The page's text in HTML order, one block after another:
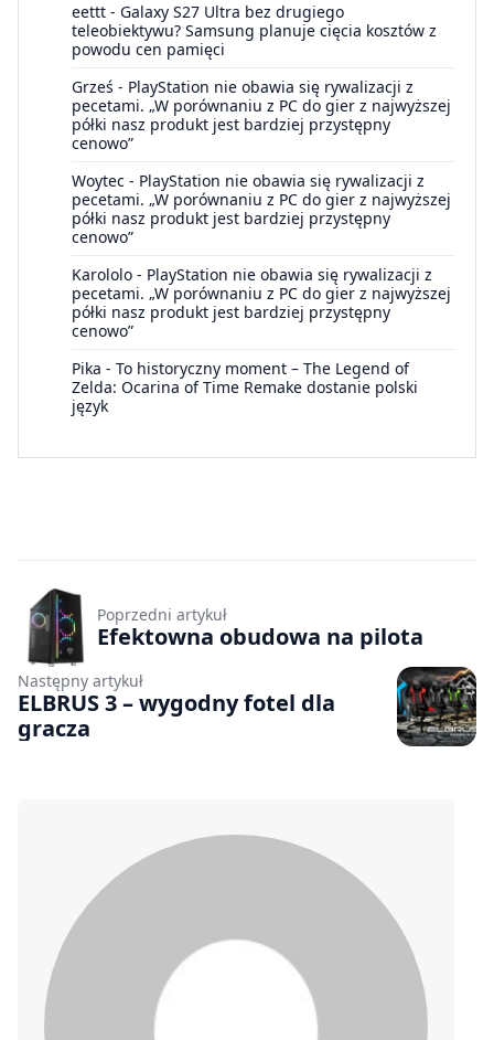
eettt - Galaxy S27 Ultra bez drugiego
teleobiektywu? Samsung planuje cięcia kosztów z
powodu cen pamięci
Grześ - PlayStation nie obawia się rywalizacji z
pecetami. „W porównaniu z PC do gier z najwyższej
półki nasz produkt jest bardziej przystępny
cenowo”
Woytec - PlayStation nie obawia się rywalizacji z
pecetami. „W porównaniu z PC do gier z najwyższej
półki nasz produkt jest bardziej przystępny
cenowo”
Karololo - PlayStation nie obawia się rywalizacji z
pecetami. „W porównaniu z PC do gier z najwyższej
półki nasz produkt jest bardziej przystępny
cenowo”
Pika - To historyczny moment – The Legend of
Zelda: Ocarina of Time Remake dostanie polski
język
Poprzedni artykuł
Efektowna obudowa na pilota
Następny artykuł
ELBRUS 3 – wygodny fotel dla
gracza